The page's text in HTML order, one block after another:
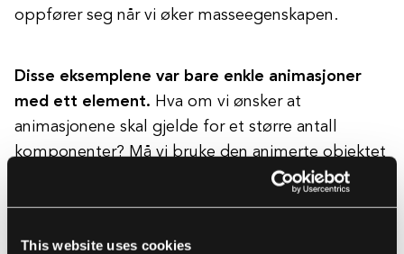
This website uses cookies
oppfører seg når vi øker masseegenskapen.
Disse eksemplene var bare enkle animasjoner
med ett element. Hva om vi ønsker at
animasjonene skal gjelde for et større antall
komponenter? Må vi bruke den animerte objektet
på hvert element vi ønsker å animere? Og hva om
vi ønsker at elementene våre skal animere med en